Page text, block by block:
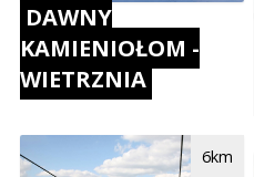
DAWNY
KAMIENIOŁOM -
WIETRZNIA
6km